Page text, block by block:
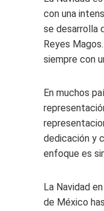
con una
se desarrolla
Reyes
siempre con
En muchos
dedicación y
enfoque es
La Navidad
de México